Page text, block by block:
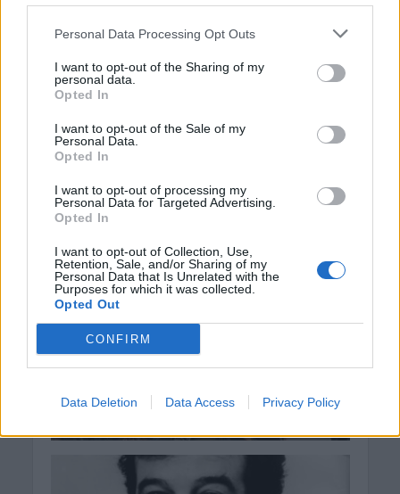
Personal Data Processing Opt Outs
I want to opt-out of the Sharing of my
personal data.
Opted In
I want to opt-out of the Sale of my
Personal Data.
Opted In
I want to opt-out of processing my
Personal Data for Targeted Advertising.
Opted In
I want to opt-out of Collection, Use,
Retention, Sale, and/or Sharing of my
Personal Data that Is Unrelated with the
Purposes for which it was collected.
Opted Out
CONFIRM
Data Deletion Data Access Privacy Policy